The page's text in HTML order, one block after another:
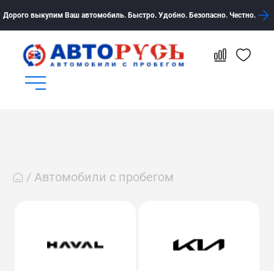
Дорого выкупим Ваш автомобиль. Быстро. Удобно. Безопасно. Честно.
Автомобили с пробегом